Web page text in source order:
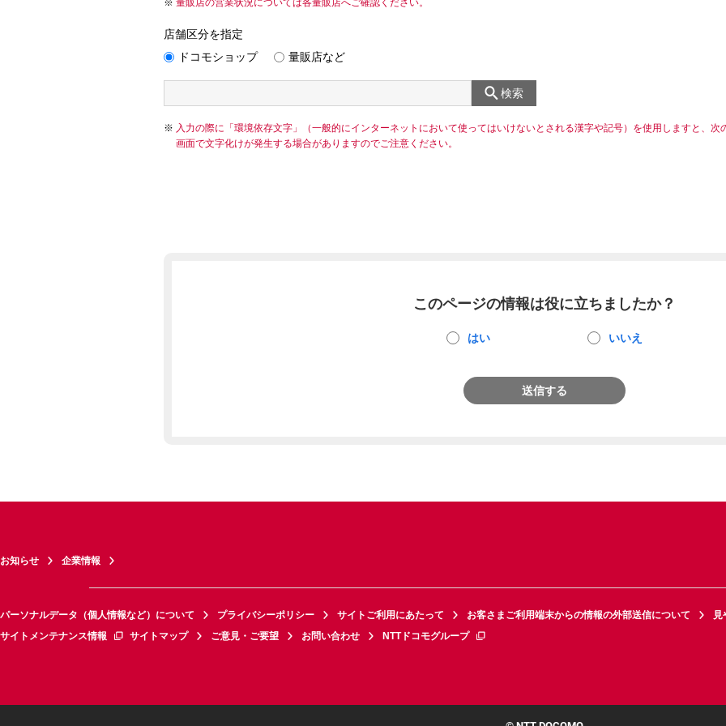
量販店の営業状況については各量販店へご確認ください。
店舗区分を指定
ドコモショップ
量販店など
検索
入力の際に「環境依存文字」（一般的にインターネットにおいて使ってはいけないとされる漢字や記号）を使用しますと、次
画面で文字化けが発生する場合がありますのでご注意ください。
このページの情報は役に立ちましたか？
はい いいえ
送信する
お知らせ 企業情報
パーソナルデータ（個人情報など）について プライバシーポリシー サイトご利用にあたって お客さまご利用端末からの情報の外部送信について
見
サイトメンテナンス情報
サイトマップ ご意見・ご要望 お問い合わせ NTTドコモグループ